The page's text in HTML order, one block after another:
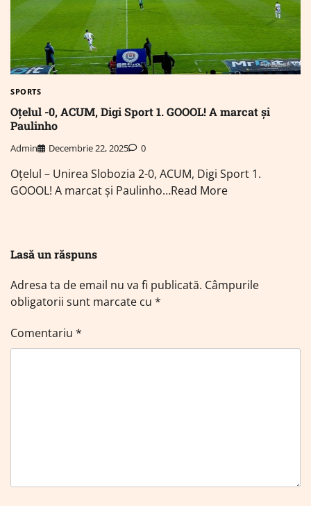
SPORTS
Oțelul -0, ACUM, Digi Sport 1. GOOOL! A marcat și
Paulinho
Admin Decembrie 22, 2025 0
Oțelul – Unirea Slobozia 2-0, ACUM, Digi Sport 1.
GOOOL! A marcat și Paulinho…Read More
Lasă un răspuns
Adresa ta de email nu va fi publicată. Câmpurile
obligatorii sunt marcate cu *
Comentariu *